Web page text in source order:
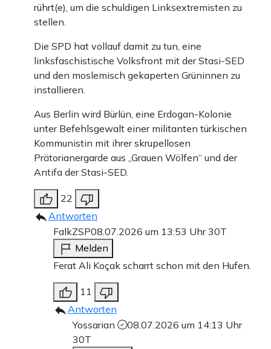
rührt(e), um die schuldigen Linksextremisten zu
stellen.
Die SPD hat vollauf damit zu tun, eine
linksfaschistische Volksfront mit der Stasi-SED
und den moslemisch gekaperten Grüninnen zu
installieren.
Aus Berlin wird Bürlün, eine Erdogan-Kolonie
unter Befehlsgewalt einer militanten türkischen
Kommunistin mit ihrer skrupellosen
Prätorianergarde aus „Grauen Wölfen“ und der
Antifa der Stasi-SED.
22
Antworten
FalkZSP08.07.2026 um 13:53 Uhr30T
Melden
Ferat Ali Koçak scharrt schon mit den Hufen.
11
Antworten
Yossarian
08.07.2026 um 14:13 Uhr
30T